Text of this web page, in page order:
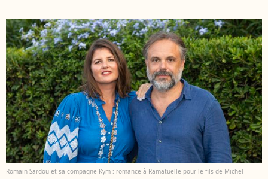
Romain Sardou et sa compagne Kym : romance à Ramatuelle pour le fils de Michel